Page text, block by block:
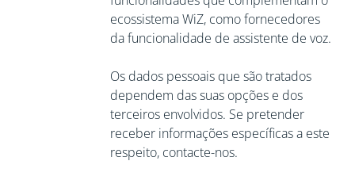
ecossistema WiZ, como fornecedores
da funcionalidade de assistente de voz.
Os dados pessoais que são tratados
dependem das suas opções e dos
terceiros envolvidos. Se pretender
receber informações específicas a este
respeito, contacte-nos.